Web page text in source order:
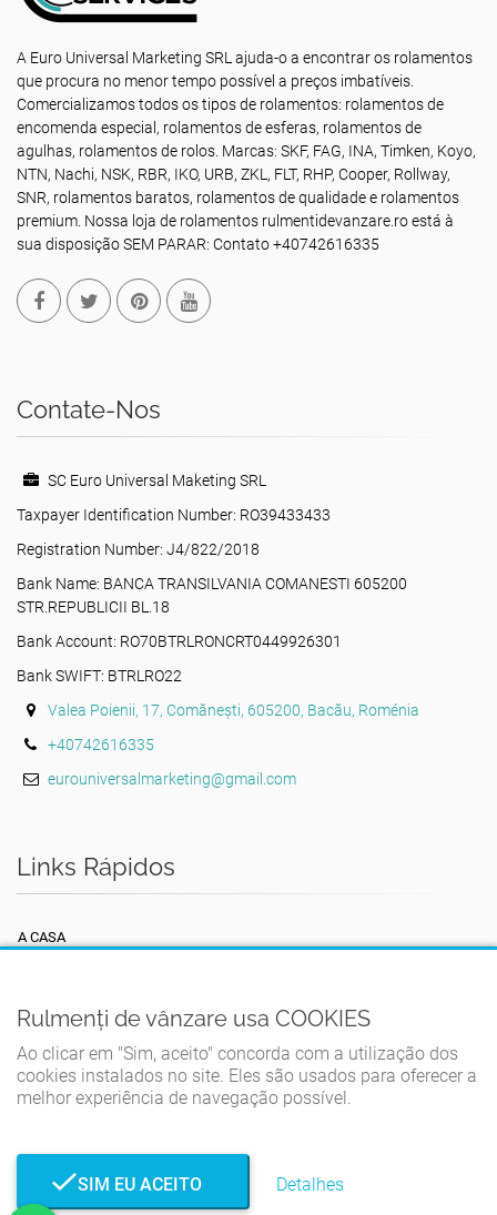
A Euro Universal Marketing SRL ajuda-o a encontrar os rolamentos
que procura no menor tempo possível a preços imbatíveis.
Comercializamos todos os tipos de rolamentos: rolamentos de
encomenda especial, rolamentos de esferas, rolamentos de
agulhas, rolamentos de rolos. Marcas: SKF, FAG, INA, Timken, Koyo,
NTN, Nachi, NSK, RBR, IKO, URB, ZKL, FLT, RHP, Cooper, Rollway,
SNR, rolamentos baratos, rolamentos de qualidade e rolamentos
premium. Nossa loja de rolamentos rulmentidevanzare.ro está à
sua disposição SEM PARAR: Contato +40742616335
Contate-Nos
SC Euro Universal Maketing SRL
Taxpayer Identification Number: RO39433433
Registration Number: J4/822/2018
Bank Name: BANCA TRANSILVANIA COMANESTI 605200
STR.REPUBLICII BL.18
Bank Account: RO70BTRLRONCRT0449926301
Bank SWIFT: BTRLRO22
Valea Poienii, 17, Comănești, 605200, Bacău, Roménia
+40742616335
eurouniversalmarketing@gmail.com
Links Rápidos
A CASA
POLÍTICA DE PRIVACIDADE
CONTATO
© Rulmenți de vânzare 2026. Todos os direitos reservados.
Rulmenți de vânzare usa COOKIES
Ao clicar em "Sim, aceito" concorda com a utilização dos
cookies instalados no site. Eles são usados ​​para oferecer a
melhor experiência de navegação possível.
SIM EU ACEITO Detalhes